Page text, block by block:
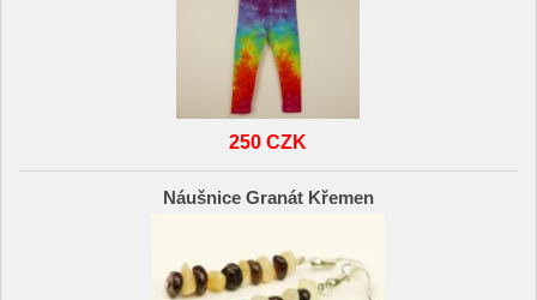
250 CZK
Náušnice Granát Křemen